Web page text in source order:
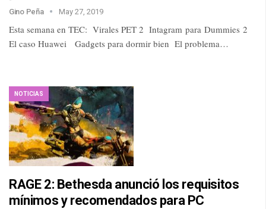
Gino Peña May 27, 2019
Esta semana en TEC: Virales PET 2 Intagram para Dummies 2
El caso Huawei Gadgets para dormir bien El problema…
NOTICIAS
RAGE 2: Bethesda anunció los requisitos
mínimos y recomendados para PC